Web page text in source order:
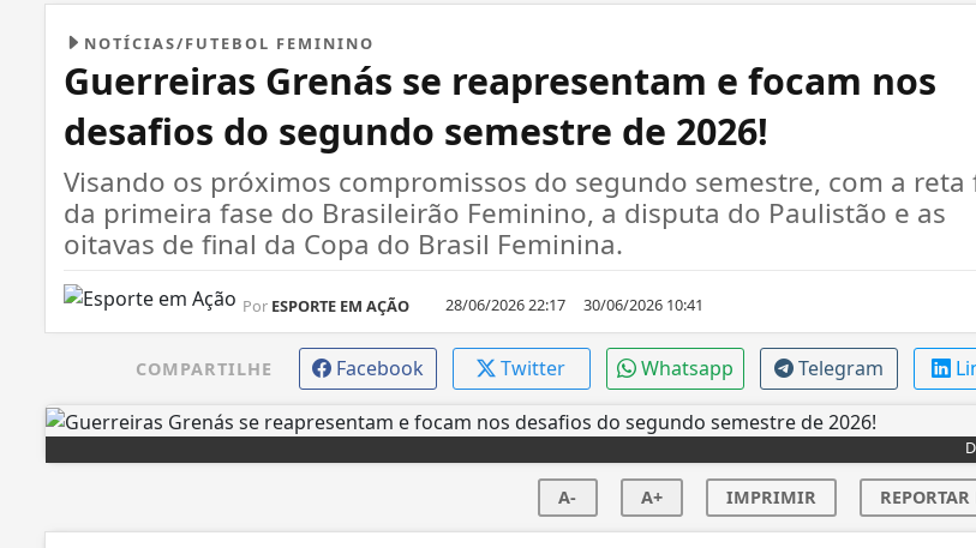
NOTÍCIAS/FUTEBOL FEMININO
Guerreiras Grenás se reapresentam e focam nos
desafios do segundo semestre de 2026!
Visando os próximos compromissos do segundo semestre, com a reta
da primeira fase do Brasileirão Feminino, a disputa do Paulistão e as
oitavas de final da Copa do Brasil Feminina.
Por ESPORTE EM AÇÃO 28/06/2026 22:17 30/06/2026 10:41
COMPARTILHE Facebook Twitter Whatsapp Telegram
A- A+ IMPRIMIR REPORTAR